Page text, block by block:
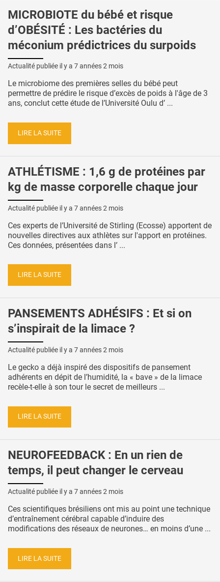
MICROBIOTE du bébé et risque
d’OBÉSITÉ : Les bactéries du
méconium prédictrices du surpoids
Actualité publiée il y a 7 années 2 mois
Le microbiome des premières selles du bébé peut
permettre de prédire le risque d’excès de poids à l'âge de 3
ans, conclut cette étude de l’Université Oulu d’ ...
LIRE LA SUITE
ATHLÉTISME : 1,6 g de protéines par
kg de masse corporelle chaque jour
Actualité publiée il y a 7 années 2 mois
Ces experts de l’Université de Stirling (Ecosse) apportent de
nouvelles directives aux athlètes sur l'apport en protéines.
Ces données, présentées dans l’ ...
LIRE LA SUITE
PANSEMENTS ADHÉSIFS : Et si on
s’inspirait de la limace ?
Actualité publiée il y a 7 années 2 mois
Le gecko a déjà inspiré des dispositifs de pansement
adhérents en dépit de l’humidité, la « bave » de la limace
recèle-t-elle à son tour le secret de meilleurs ...
LIRE LA SUITE
NEUROFEEDBACK : En un rien de
temps, il peut changer le cerveau
Actualité publiée il y a 7 années 2 mois
Ces scientifiques brésiliens ont mis au point une technique
d’entraînement cérébral capable d’induire des
modifications des réseaux de neurones… en moins d’une ...
LIRE LA SUITE